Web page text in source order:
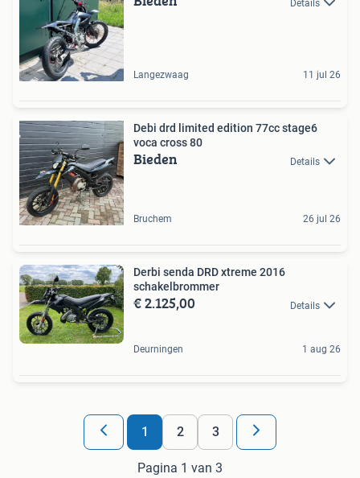
Details
Langezwaag 11 jul 26
Debi drd limited edition 77cc stage6
voca cross 80
Bieden Details
Bruchem 26 jul 26
Derbi senda DRD xtreme 2016
schakelbrommer
€ 2.125,00 Details
Deurningen 1 aug 26
1 2 3
Pagina 1 van 3